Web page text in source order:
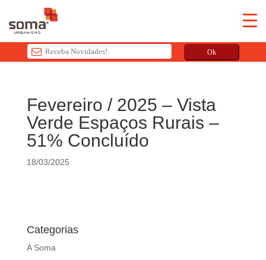
Ok
s
f
i
e
o
u
Fevereiro / 2025 – Vista
Verde Espaços Rurais –
51% Concluído
18/03/2025
Categorias
A Soma